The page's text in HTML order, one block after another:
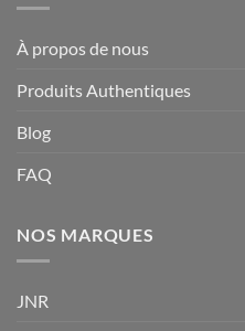
À propos de nous
Produits Authentiques
Blog
FAQ
NOS MARQUES
JNR